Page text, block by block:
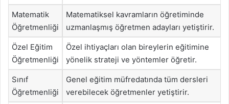
Matematik
Öğretmenliği
Matematiksel kavramların öğretiminde
uzmanlaşmış öğretmen adayları yetiştirir.
Özel Eğitim
Öğretmenliği
Özel ihtiyaçları olan bireylerin eğitimine
yönelik strateji ve yöntemler öğretir.
Sınıf
Öğretmenliği
Genel eğitim müfredatında tüm dersleri
verebilecek öğretmenler yetiştirir.